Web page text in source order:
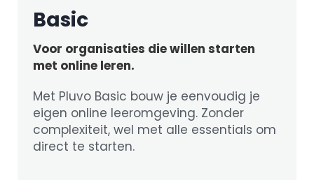
Basic
Voor organisaties die willen starten
met online leren.
Met Pluvo Basic bouw je eenvoudig je
eigen online leeromgeving. Zonder
complexiteit, wel met alle essentials om
direct te starten.